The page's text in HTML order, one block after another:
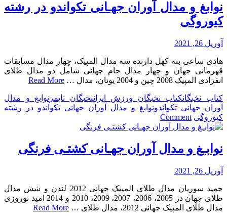
آوران
پومسه
نوابغ و مدال آوران جهـانی تکواندو در رشته
کیوروگی
آوریل 26, 2021
هادی ساعی بنه کهل دارنده سه مدال المپیک، چهار مدال مسابقات
قهرمانی جهان و چهار مدال جام جهانی شامل دو مدال طلای
انفرادی المپیک 2008 چین و 2004 یونان، مدال …
Read More
کتاب نخبگانکتاب نخبگان ورزش ایراننخبگان تایمز نوابغ و مدال
آوران جهانی تکواندونوابغ و مدال آوران جهانی تکواندو در رشته
کیوروگی Comment
on
نوابغ
مدال
آوران
رشته
کیوروگی
نوابـغ و مدال آوران جهـانی کشتـی فرنگی
آوریل 26, 2021
حمید سوریان مدال طلای المپیک جهانی 2012 لندن و شش مدال
طلای جهان در 2005، 2006، 2007، 2009، 2010 و 2014 امید نوروزی
مدال طلای المپیک جهانی 2012، مدال طلای …
Read More